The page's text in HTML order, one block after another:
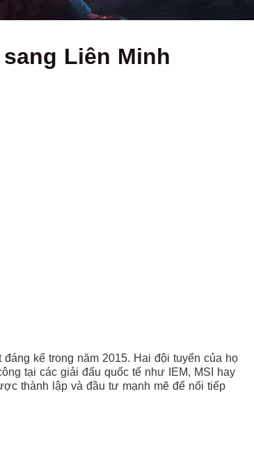
Liên Minh
kể trong năm 2015. Hai đội tuyển của họ
tại các giải đấu quốc tế như IEM, MSI hay
thành lập và đầu tư mạnh mẽ để nối tiếp